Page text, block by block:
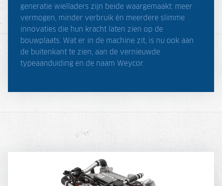
generatie wielladers zijn beide waargemaakt: meer
vermogen, minder verbruik én meerdere slimme
innovaties die hun kracht laten zien op de
bouwplaats. Wat er in de machine zit, is nu ook aan
de buitenkant te zien, aan de vernieuwde
typeaanduiding en de naam Weycor.